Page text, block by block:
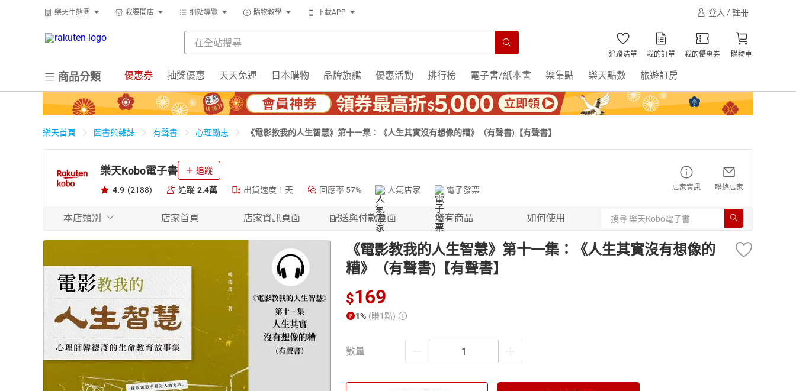
樂天生態圈 我要開店 網站導覽 購物教學 下載APP 登入 / 註冊
追蹤清單 我的訂單 我的優惠券 購物車
商品分類 優惠券 抽獎優惠 天天免運 日本購物 品牌旗艦 優惠活動 排行榜 電子書/紙本書 樂集點 樂天點數 旅遊訂房
樂天首頁 圖書與雜誌 有聲書 心理勵志 《電影教我的人生智慧》第十一集：《人生其實沒有想像的糟》（有聲書)【有聲書】
樂天Kobo電子書 追蹤
4.9 (2188) 追蹤 2.4萬 出貨速度 1 天 回應率 57% 人氣店家 電子發票 店家資訊 聯絡店家
本店類別 店家首頁 店家資訊頁面 配送與付款頁面 所有商品 如何使用
《電影教我的人生智慧》第十一集：《人生其實沒有想像的
糟》（有聲書)【有聲書】
$169
1% (賺1點)
數量